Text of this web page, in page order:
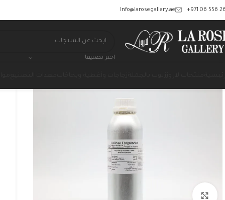
‎+971 06 556
Info@larosegallery.ae
اختر تصنيفا